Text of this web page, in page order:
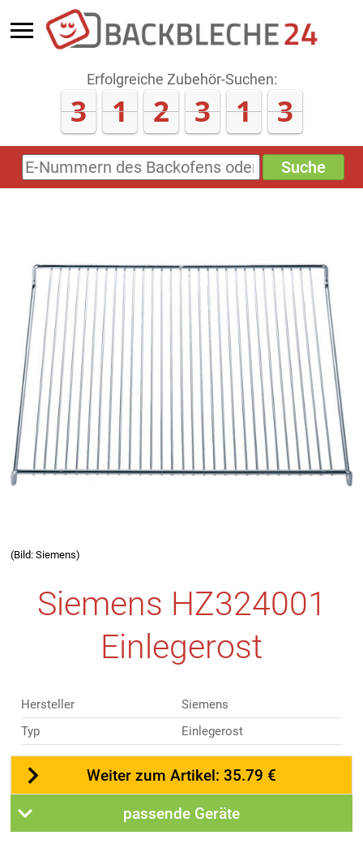
Erfolgreiche Zubehör-Suchen:
3 1 2 3 2 0
E-
Nummern
Sonderzeichen)
Suche
(Bild: Siemens)
Siemens HZ324001
Einlegerost
Hersteller
Siemens
Typ
Einlegerost
Weiter zum Artikel: 35.79 €
passende Geräte